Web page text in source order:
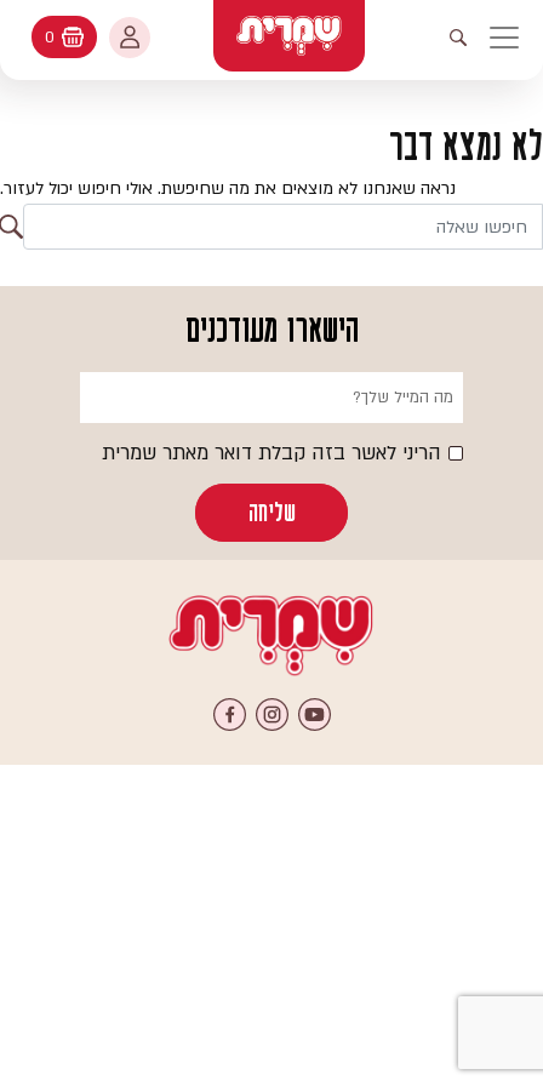
ניווט ראשי
פתיחת חיפוש
עולמות האפיה
מתכונים
קטלוג המוצרים
שאלות ותשובות
החשבון שלי
החשבון שלי
היסטורית הזמנות
עדכן סיסמה
עגלת קניות
0
לא נמצא דבר
נראה שאנחנו לא מוצאים את מה שחיפשת. אולי חיפוש יכול לעזור.
הישארו מעודכנים
הריני לאשר בזה קבלת דואר מאתר שמרית
שליחה